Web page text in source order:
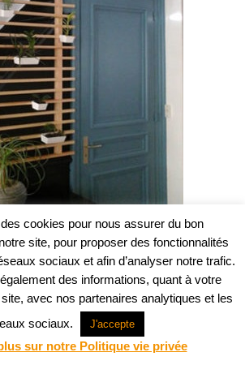
-Agence Communication Support
© ABM Architectes 2023
cookies pour nous assurer du bon
site, pour proposer des fonctionnalités
sociaux et afin d’analyser notre trafic.
des informations, quant à votre
avec nos partenaires analytiques et les
sociaux.
J'accepte
sur notre Politique vie privée